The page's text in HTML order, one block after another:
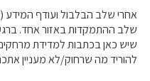
אחרי שלב הבלבול ועודף המידע
שלב ההתמקדות באזור אחד.
שיש כאן בכתבות למדידת
להוריד מה שרחוק/לא מעניין